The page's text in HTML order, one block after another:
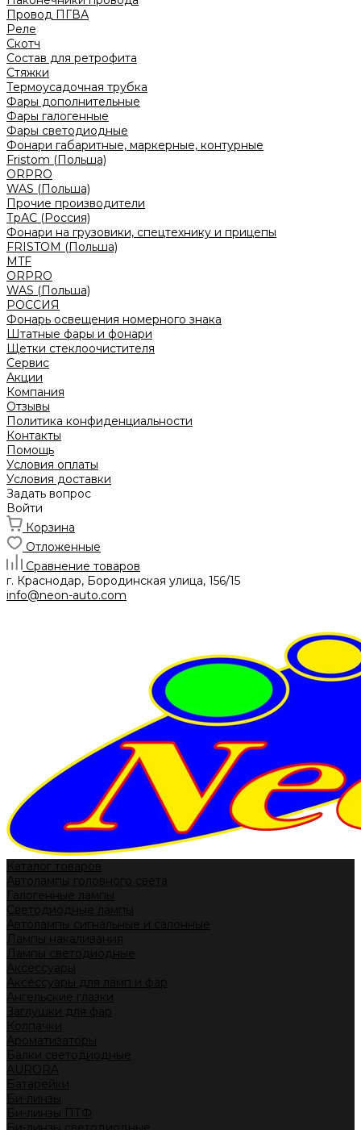
Провод ПГВА
Реле
Скотч
Состав для ретрофита
Стяжки
Термоусадочная трубка
Фары дополнительные
Фары галогенные
Фары светодиодные
Фонари габаритные, маркерные, контурные
Fristom (Польша)
ORPRO
WAS (Польша)
Прочие производители
ТрАС (Россия)
Фонари на грузовики, спецтехнику и прицепы
FRISTOM (Польша)
MTF
ORPRO
WAS (Польша)
РОССИЯ
Фонарь освещения номерного знака
Штатные фары и фонари
Щетки стеклоочистителя
Сервис
Акции
Компания
Отзывы
Политика конфиденциальности
Контакты
Помощь
Условия оплаты
Условия доставки
Задать вопрос
Войти
Корзина
Отложенные
Сравнение товаров
г. Краснодар, Бородинская улица, 156/15
info@neon-auto.com
Каталог товаров
Автолампы головного света
Галогенные лампы
Светодиодные лампы
Автолампы сигнальные и салонные
Лампы накаливания
Лампы светодиодные
Аксессуары
Аксессуары для ламп и фар
Ангельские глазки
Заглушки для фар
Колпачки
Ароматизаторы
Балки светодиодные
AURORA
Батарейки
Би-линзы
Би-линзы ПТФ